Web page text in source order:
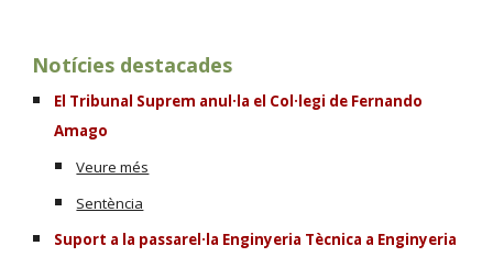
Notícies destacades
El Tribunal Suprem anul·la el Col·legi de Fernando
Amago
Veure més
Sentència
Suport a la passarel·la Enginyeria Tècnica a Enginyeria